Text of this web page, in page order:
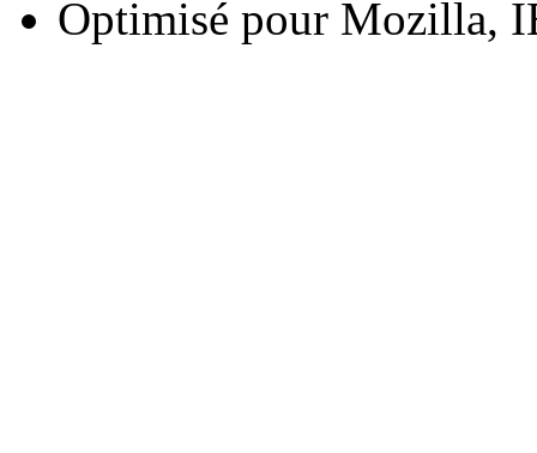
Optimisé pour Mozilla,